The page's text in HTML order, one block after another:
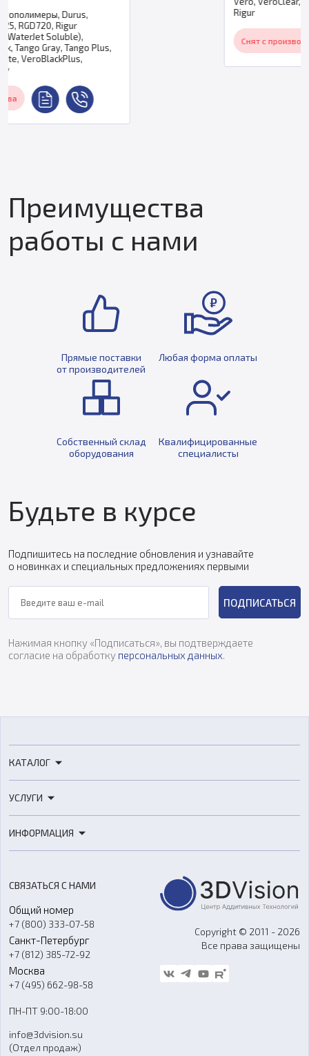
Преимущества
работы с нами
Прямые поставки
от производителей
Любая форма оплаты
Собственный склад
оборудования
Квалифицированные
специалисты
Будьте в курсе
Подпишитесь на последние обновления и узнавайте
о новинках и специальных предложениях первыми
ПОДПИСАТЬСЯ
Нажимая кнопку «Подписаться», вы подтверждаете
согласие на обработку персональных данных
КАТАЛОГ
3D-сканеры
Расходные материалы
Оборудование и материалы для вакуумного литья
Аксессуары и прочее оборудование
Программное обеспечение
УСЛУГИ
3D-моделирование
Ремонт и услуги
ИНФОРМАЦИЯ
О компании
Контакты
Гос. закупки
Стать дилером
Блог
FAQ
СВЯЗАТЬСЯ С НАМИ
Общий номер
+7 (800) 333-07-58
Санкт-Петербург
+7 (812) 385-72-92
Москва
+7 (495) 662-98-58
ПН-ПТ 9:00-18:00
info@3dvision.su
(Отдел продаж)
Copyright © 2011 - 2026
Все права защищены